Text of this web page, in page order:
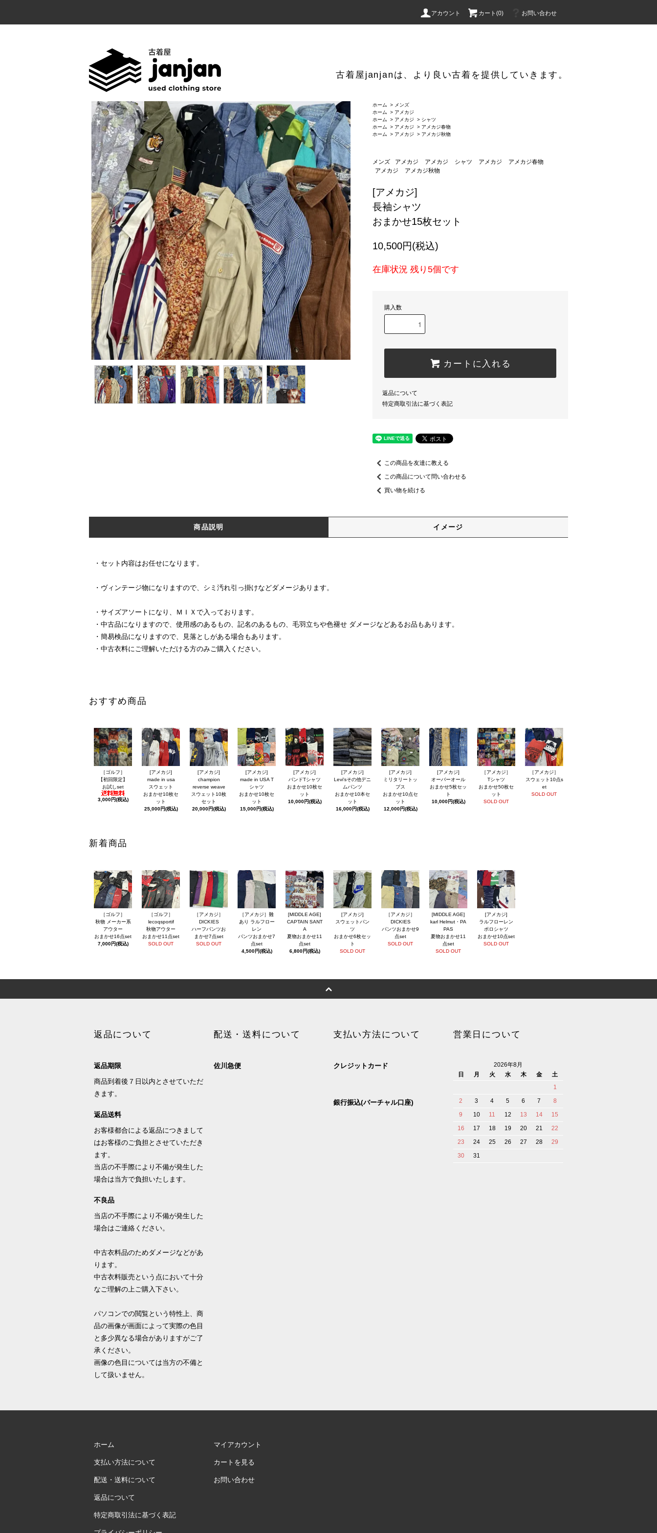
アカウント カート(0) お問い合わせ
古着屋janjanは、より良い古着を提供していきます。
ホーム > メンズ
ホーム
> アメカジ
ホーム
> アメカジ > シャツ
ホーム
> アメカジ > アメカジ春物
ホーム
> アメカジ > アメカジ秋物
メンズ アメカジ アメカジ シャツ アメカジ
アメカジ春物
アメカジ
アメカジ秋物
[アメカジ]
長袖シャツ
おまかせ15枚セット
10,500円(税込)
在庫状況 残り5個です
購入数
カートに入れる
返品について
特定商取引法に基づく表記
この商品を友達に教える
この商品について問い合わせる
買い物を続ける
商品説明 イメージ
・セット内容はお任せになります。
・ヴィンテージ物になりますので、シミ汚れ引っ掛けなどダメージあります。
・サイズアソートになり、ＭＩＸで入っております。
・中古品になりますので、使用感のあるもの、記名のあるもの、毛羽立ちや色褪せ ダメージなどあるお品もあります。
・簡易検品になりますので、見落としがある場合もあります。
・中古衣料にご理解いただける方のみご購入ください。
おすすめ商品
［ゴルフ］
【初回限定】
お試しset
3,000円(税込)
[アメカジ]
made in usa
スウェット
おまかせ10枚セ
ット
25,000円(税込)
[アメカジ]
champion
reverse weave
スウェット10枚
セット
20,000円(税込)
[アメカジ]
made in USA T
シャツ
おまかせ10枚セ
ット
15,000円(税込)
[アメカジ]
バンドTシャツ
おまかせ10枚セ
ット
10,000円(税込)
[アメカジ]
Levi'sその他デニ
ムパンツ
おまかせ10本セ
ット
16,000円(税込)
[アメカジ]
ミリタリートッ
プス
おまかせ10点セ
ット
12,000円(税込)
[アメカジ]
オーバーオール
おまかせ5枚セッ
ト
10,000円(税込)
［アメカジ］
Tシャツ
おまかせ50枚セ
ット
SOLD OUT
［アメカジ］
スウェット10点s
et
SOLD OUT
新着商品
［ゴルフ］
秋物 メーカー系
アウター
おまかせ16点set
7,000円(税込)
［ゴルフ］
lecoqsportif
秋物アウター
おまかせ11点set
SOLD OUT
［アメカジ］
DICKIES
ハーフパンツお
まかせ7点set
SOLD OUT
［アメカジ］難
あり ラルフロー
レン
パンツおまかせ7
点set
4,500円(税込)
[MIDDLE AGE]
CAPTAIN SANT
A
夏物おまかせ11
点set
6,800円(税込)
[アメカジ]
スウェットパン
ツ
おまかせ6枚セッ
ト
SOLD OUT
［アメカジ］
DICKIES
パンツおまかせ9
点set
SOLD OUT
[MIDDLE AGE]
karl Helmut・PA
PAS
夏物おまかせ11
点set
SOLD OUT
[アメカジ]
ラルフローレン
ポロシャツ
おまかせ10点set
SOLD OUT
返品について
返品期限
商品到着後７日以内とさせていただ
きます。
返品送料
お客様都合による返品につきまして
はお客様のご負担とさせていただき
ます。
当店の不手際により不備が発生した
場合は当方で負担いたします。
不良品
当店の不手際により不備が発生した
場合はご連絡ください。
中古衣料品のためダメージなどがあ
ります。
中古衣料販売という点において十分
なご理解の上ご購入下さい。
パソコンでの閲覧という特性上、商
品の画像が画面によって実際の色目
と多少異なる場合がありますがご了
承ください。
画像の色目については当方の不備と
して扱いません。
配送・送料について
佐川急便
支払い方法について
クレジットカード
銀行振込(バーチャル口座)
営業日について
2026年8月
日
月 火 水 木 金
土
1
2
3 4 5 6 7
8
9
10 11 12 13 14
15
16
17 18 19 20 21
22
23
24 25 26 27 28
29
30
31
ホーム
支払い方法について
配送・送料について
返品について
特定商取引法に基づく表記
マイアカウント
カートを見る
お問い合わせ